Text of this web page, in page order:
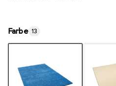
Farbe 13